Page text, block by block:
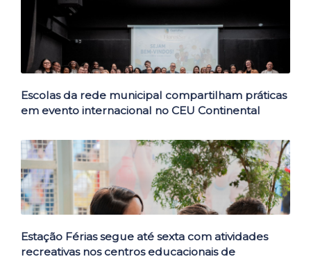
Escolas da rede municipal compartilham práticas
em evento internacional no CEU Continental
Estação Férias segue até sexta com atividades
recreativas nos centros educacionais de